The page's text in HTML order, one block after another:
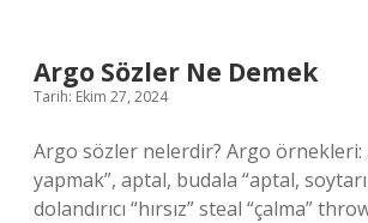
Argo Sözler Ne Demek
Tarih: Ekim 27, 2024
Argo sözler nelerdir? Argo örnekleri:
yapmak”, aptal, budala “aptal,
dolandırıcı “hırsız” steal “çalma”